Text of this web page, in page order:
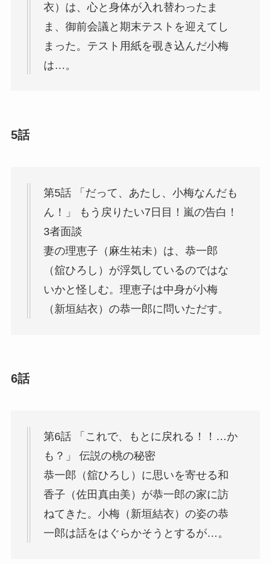
衣）は、心と身体が入れ替わったま
ま、御前会議と期末テストを迎えてし
まった。テスト用紙を覗き込んだ小梅
は…。
5話
第5話 「だって、あたし、小梅なんだも
ん！」 もう戻りたい7日目！嵐の告白！
3者面談
妻の理恵子（麻生祐未）は、恭一郎
（舘ひろし）が浮気しているのではな
いかと怪しむ。理恵子は中身が小梅
（新垣結衣）の恭一郎に問いただす。
6話
第6話 「これで、もとに戻れる！！…か
も？」 伝説の桃の秘密
恭一郎（舘ひろし）に思いを寄せる和
香子（佐田真由美）が恭一郎の家に訪
ねてきた。小梅（新垣結衣）の姿の恭
一郎は話をはぐらかそうとするが…。